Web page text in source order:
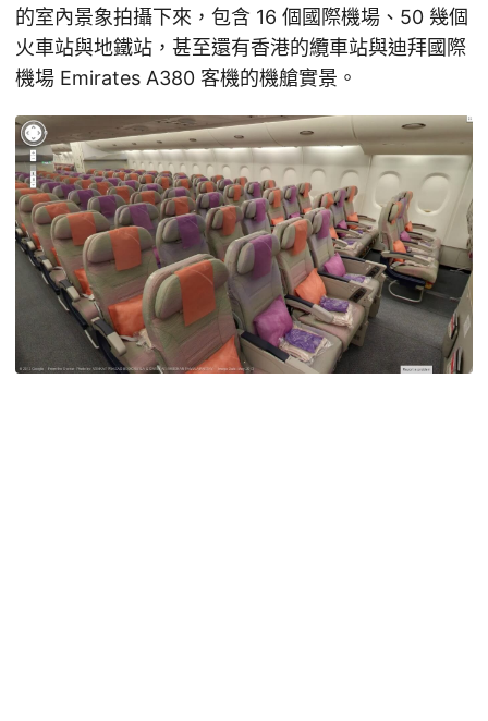
的室內景象拍攝下來，包含 16 個國際機場、50 幾個
火車站與地鐵站，甚至還有香港的纜車站與迪拜國際
機場 Emirates A380 客機的機艙實景。